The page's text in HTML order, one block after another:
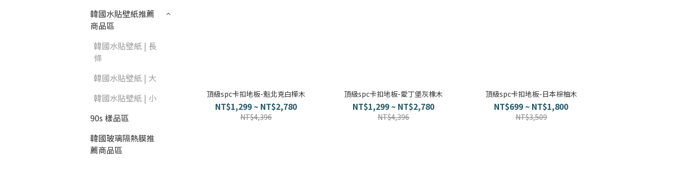
韓國水貼壁紙推薦
商品區
韓國水貼壁紙 | 長
條
韓國水貼壁紙 | 大
韓國水貼壁紙 | 小
90s 樣品區
韓國玻璃隔熱膜推
薦商品區
頂級spc卡扣地板-魁北克白樺木
NT$1,299 ~ NT$2,780
NT$4,396
頂級spc卡扣地板-愛丁堡灰橡木
NT$1,299 ~ NT$2,780
NT$4,396
頂級spc卡扣地板-日本棕柚木
NT$699 ~ NT$1,800
NT$3,509